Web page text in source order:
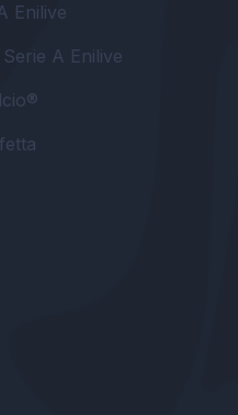
Enilive
A Enilive